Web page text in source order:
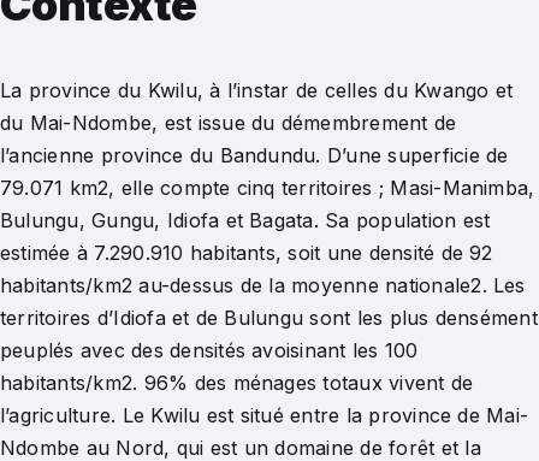
La province du Kwilu, à l’instar de celles du Kwango et
du Mai-Ndombe, est issue du démembrement de
l’ancienne province du Bandundu. D’une superficie de
79.071 km2, elle compte cinq territoires ; Masi-Manimba,
Bulungu, Gungu, Idiofa et Bagata. Sa population est
estimée à 7.290.910 habitants, soit une densité de 92
habitants/km2 au-dessus de la moyenne nationale2. Les
territoires d’Idiofa et de Bulungu sont les plus densément
peuplés avec des densités avoisinant les 100
habitants/km2. 96% des ménages totaux vivent de
l’agriculture. Le Kwilu est situé entre la province de Mai-
Ndombe au Nord, qui est un domaine de forêt et la